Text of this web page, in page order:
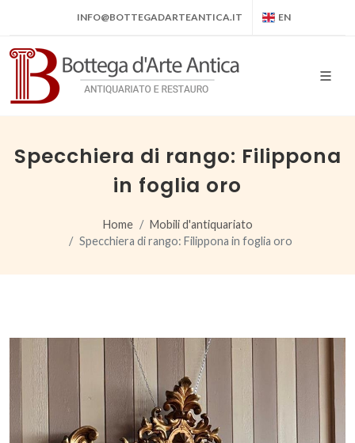
INFO@BOTTEGADARTEANTICA.IT EN
Specchiera di rango: Filippona
in foglia oro
Home
Mobili d'antiquariato
Specchiera di rango: Filippona in foglia oro